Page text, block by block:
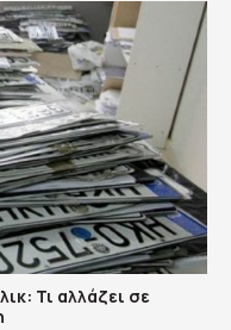
Τι αλλάζει σε